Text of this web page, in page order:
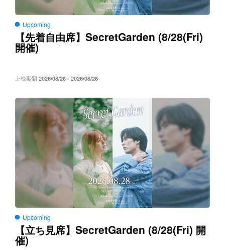
Upcoming
【先着自由席】 SecretGarden (8/28(Fri)
開催)
上映期間 2026/08/28 - 2026/08/28
Upcoming
【立ち見席】 SecretGarden (8/28(Fri) 開
催)